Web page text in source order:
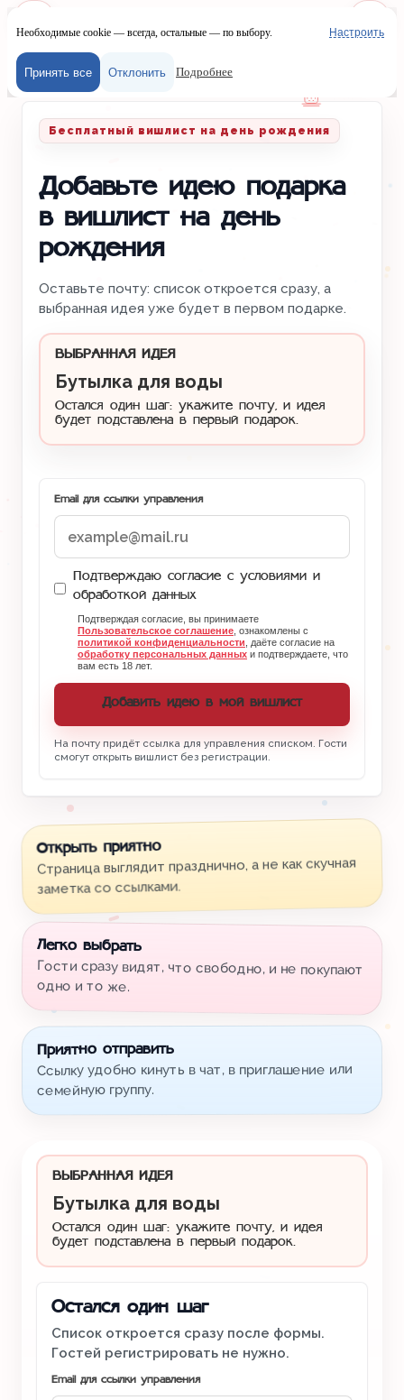
Меню Войти
Главная/Вишлисты/День рождения
Бесплатный вишлист на день рождения
Добавьте идею подарка
в вишлист на день
рождения
Оставьте почту: список откроется сразу, а
выбранная идея уже будет в первом подарке.
ВЫБРАННАЯ ИДЕЯ
Бутылка для воды
Остался один шаг: укажите почту, и идея
будет подставлена в первый подарок.
Email для ссылки управления
Подтверждаю согласие с условиями и
обработкой данных
Подтверждая согласие, вы принимаете
Пользовательское соглашение , ознакомлены с
политикой конфиденциальности , даёте согласие на
обработку персональных данных и подтверждаете, что
вам есть 18 лет.
Добавить идею в мой вишлист
На почту придёт ссылка для управления списком. Гости
смогут открыть вишлист без регистрации.
Открыть приятно
Страница выглядит празднично, а не как скучная
заметка со ссылками.
Легко выбрать
Гости сразу видят, что свободно, и не покупают
одно и то же.
Приятно отправить
Ссылку удобно кинуть в чат, в приглашение или
семейную группу.
ВЫБРАННАЯ ИДЕЯ
Бутылка для воды
Остался один шаг: укажите почту, и идея
будет подставлена в первый подарок.
Остался один шаг
Список откроется сразу после формы.
Гостей регистрировать не нужно.
Email для ссылки управления
Наш сайт
Настроить
Необходимые cookie — всегда, остальные — по выбору.
Принять все Отклонить Подробнее